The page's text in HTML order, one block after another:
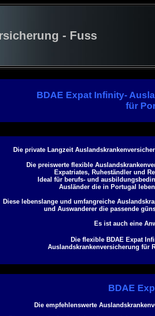
- Fuss
BDAE Expat Infinity-
für
Die private Langzeit
Die preiswerte flexible
Expatriates, Ruheständler und
Ideal für berufs- und
Ausländer die in Portugal
Diese lebenslange und umfangreiche
und Auswanderer die passende
Es ist auch eine
Die flexible BDAE Expat
Auslandskrankenversicherung für
BDAE
Die empfehlenswerte